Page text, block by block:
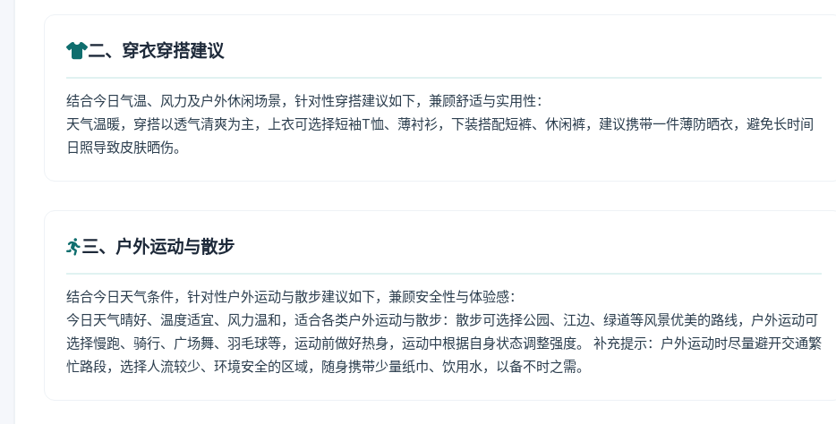
二、穿衣穿搭建议
结合今日气温、风力及户外休闲场景，针对性穿搭建议如下，兼顾舒适与实用性：
天气温暖，穿搭以透气清爽为主，上衣可选择短袖T恤、薄衬衫，下装搭配短裤、休闲裤，建议携带一件薄防晒衣，避免长时间
日照导致皮肤晒伤。
三、户外运动与散步
结合今日天气条件，针对性户外运动与散步建议如下，兼顾安全性与体验感：
今日天气晴好、温度适宜、风力温和，适合各类户外运动与散步：散步可选择公园、江边、绿道等风景优美的路线，户外运动可
选择慢跑、骑行、广场舞、羽毛球等，运动前做好热身，运动中根据自身状态调整强度。 补充提示：户外运动时尽量避开交通繁
忙路段，选择人流较少、环境安全的区域，随身携带少量纸巾、饮用水，以备不时之需。